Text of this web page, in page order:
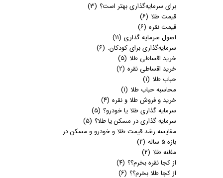
برای سرمایه‌گذاری بهتر است؟ (۳)
قیمت طلا (۶)
قیمت نقره (۶)
اصول سرمایه گذاری (۱۱)
سرمایه‌گذاری برای کودکان. (۶)
خرید اقساطی طلا (۵)
خرید اقساطی نقره (۲)
حباب طلا (۱)
محاسبه حباب طلا (۱)
خرید و فروش طلا و نقره (۴)
سرمایه گذاری طلا یا خودرو؟ (۵)
سرمایه گذاری در مسکن یا طلا؟ (۵)
مقایسه رشد قیمت طلا و خودرو و مسکن در
بازه 5 ساله
(۲)
مظنه طلا (۲)
از کجا نقره بخرم؟؟ (۴)
از کجا طلا بخرم؟؟ (۶)